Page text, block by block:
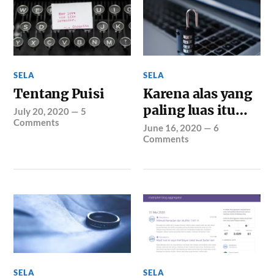
SELA
Tentang Puisi
July 20, 2020 — 5
Comments
SELA
Karena alas yang
paling luas itu…
June 16, 2020 —6
Comments
SELA SELA